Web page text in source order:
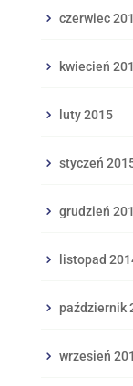
czerwiec
kwiecień
luty 2015
styczeń
grudzień
listopad
październik
wrzesień